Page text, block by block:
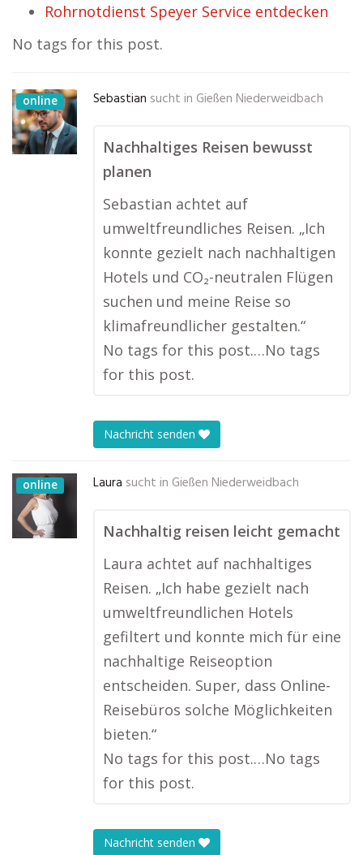
Rohrnotdienst Speyer Service entdecken
No tags for this post.
online Sebastian sucht in Gießen Niederweidbach
Nachhaltiges Reisen bewusst
planen
Sebastian achtet auf
umweltfreundliches Reisen. „Ich
konnte gezielt nach nachhaltigen
Hotels und CO₂-neutralen Flügen
suchen und meine Reise so
klimafreundlicher gestalten.“
No tags for this post.…No tags
for this post.
Nachricht senden
online Laura sucht in Gießen Niederweidbach
Nachhaltig reisen leicht gemacht
Laura achtet auf nachhaltiges
Reisen. „Ich habe gezielt nach
umweltfreundlichen Hotels
gefiltert und konnte mich für eine
nachhaltige Reiseoption
entscheiden. Super, dass Online-
Reisebüros solche Möglichkeiten
bieten.“
No tags for this post.…No tags
for this post.
Nachricht senden